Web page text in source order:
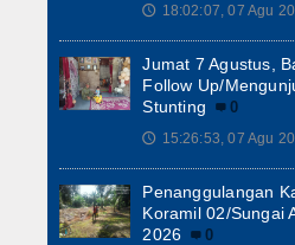
🕔 18:02:07, 07 Agu
Jumat 7 Agustus,
Follow Up/
Stunting
0
🕔 15:26:53, 07 Agu
Penanggulangan
Koramil 02/Sungai
2026
0